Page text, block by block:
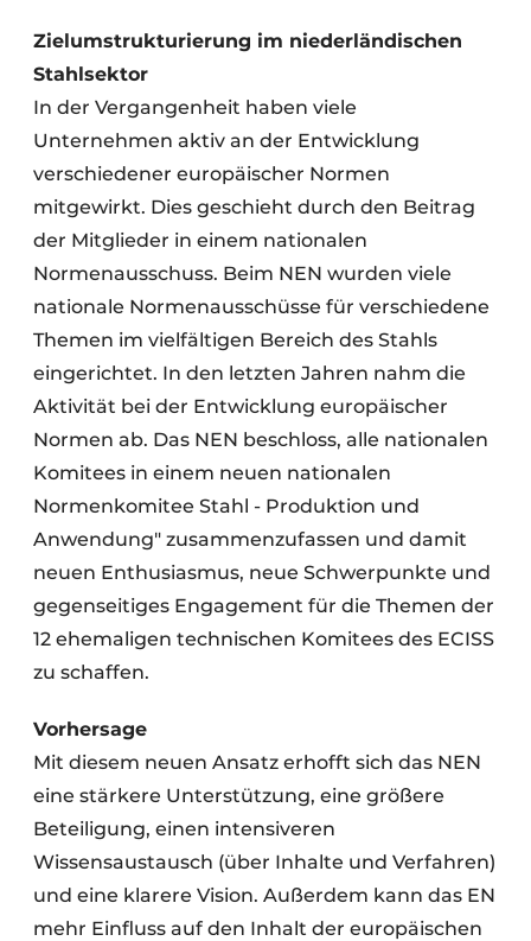
Zielumstrukturierung im niederländischen
Stahlsektor
In der Vergangenheit haben viele
Unternehmen aktiv an der Entwicklung
verschiedener europäischer Normen
mitgewirkt. Dies geschieht durch den Beitrag
der Mitglieder in einem nationalen
Normenausschuss. Beim NEN wurden viele
nationale Normenausschüsse für verschiedene
Themen im vielfältigen Bereich des Stahls
eingerichtet. In den letzten Jahren nahm die
Aktivität bei der Entwicklung europäischer
Normen ab. Das NEN beschloss, alle nationalen
Komitees in einem neuen nationalen
Normenkomitee Stahl - Produktion und
Anwendung" zusammenzufassen und damit
neuen Enthusiasmus, neue Schwerpunkte und
gegenseitiges Engagement für die Themen der
12 ehemaligen technischen Komitees des ECISS
zu schaffen.
Vorhersage
Mit diesem neuen Ansatz erhofft sich das NEN
eine stärkere Unterstützung, eine größere
Beteiligung, einen intensiveren
Wissensaustausch (über Inhalte und Verfahren)
und eine klarere Vision. Außerdem kann das EN
mehr Einfluss auf den Inhalt der europäischen